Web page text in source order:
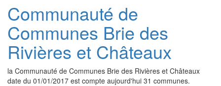
Communauté de
Communes Brie des
Rivières et Châteaux
la Communauté de Communes Brie des Rivières et Châteaux
date du 01/01/2017 est compte aujourd'hui 31 communes.